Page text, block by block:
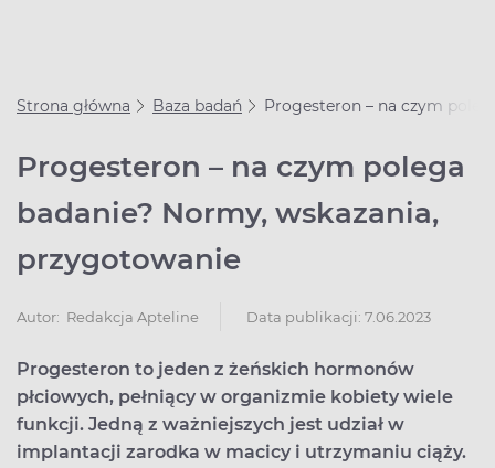
Strona główna Baza badań Progesteron – na czym
Progesteron – na czym polega
badanie? Normy, wskazania,
przygotowanie
Autor: Redakcja Apteline Data publikacji: 7.06.2023
Progesteron to jeden z żeńskich hormonów
płciowych, pełniący w organizmie kobiety wiele
funkcji. Jedną z ważniejszych jest udział w
implantacji zarodka w macicy i utrzymaniu ciąży.